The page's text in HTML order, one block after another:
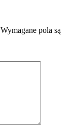
Wymagane pola są